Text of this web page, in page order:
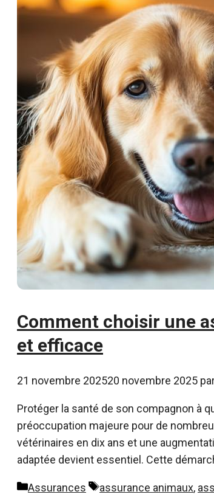
Comment choisir une
et efficace
21 novembre 202520 novembre 2025
Protéger la santé de son compagnon à
préoccupation majeure pour de
vétérinaires en dix ans et une
adaptée devient essentiel. Cette
Catégories
Assurances Étiquettes
assurance animaux,